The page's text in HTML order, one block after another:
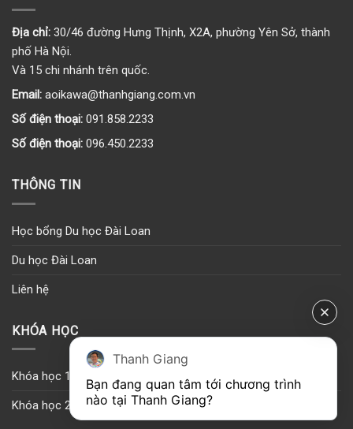
Địa chỉ: 30/46 đường Hưng Thịnh, X2A, phường Yên Sở, thành
phố Hà Nội.
Và 15 chi nhánh trên quốc.
Email: aoikawa@thanhgiang.com.vn
Số điện thoại: 091.858.2233
Số điện thoại: 096.450.2233
THÔNG TIN
Học bổng Du học Đài Loan
Du học Đài Loan
Liên hệ
KHÓA HỌC
Khóa học 1
Khóa học 2
Thanh Giang
Bạn đang quan tâm tới chương trình
nào tại Thanh Giang?